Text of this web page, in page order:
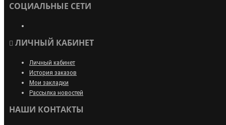
СОЦИАЛЬНЫЕ СЕТИ
ЛИЧНЫЙ КАБИНЕТ
Личный кабинет
История заказов
Мои закладки
Рассылка новостей
НАШИ КОНТАКТЫ